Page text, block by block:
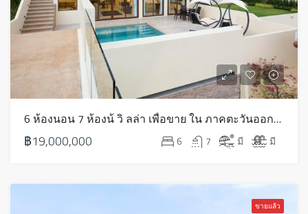
6 ห้องนอน 7 ห้องน้ วิ ลล่า เพื่อขาย ใน ภาคตะวันออกเฉียงเหนือ – HS0547
฿19,000,000 6 7 มี มี
ขายแล้ว